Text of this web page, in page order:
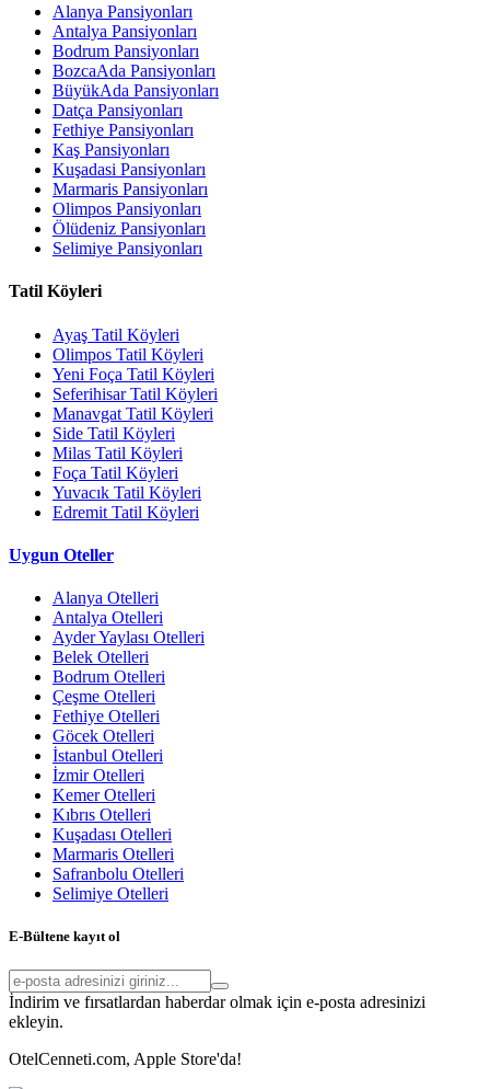
Alanya Pansiyonları
Antalya Pansiyonları
Bodrum Pansiyonları
BozcaAda Pansiyonları
BüyükAda Pansiyonları
Datça Pansiyonları
Fethiye Pansiyonları
Kaş Pansiyonları
Kuşadasi Pansiyonları
Marmaris Pansiyonları
Olimpos Pansiyonları
Ölüdeniz Pansiyonları
Selimiye Pansiyonları
Tatil Köyleri
Ayaş Tatil Köyleri
Olimpos Tatil Köyleri
Yeni Foça Tatil Köyleri
Seferihisar Tatil Köyleri
Manavgat Tatil Köyleri
Side Tatil Köyleri
Milas Tatil Köyleri
Foça Tatil Köyleri
Yuvacık Tatil Köyleri
Edremit Tatil Köyleri
Uygun Oteller
Alanya Otelleri
Antalya Otelleri
Ayder Yaylası Otelleri
Belek Otelleri
Bodrum Otelleri
Çeşme Otelleri
Fethiye Otelleri
Göcek Otelleri
İstanbul Otelleri
İzmir Otelleri
Kemer Otelleri
Kıbrıs Otelleri
Kuşadası Otelleri
Marmaris Otelleri
Safranbolu Otelleri
Selimiye Otelleri
E-Bültene kayıt ol
İndirim ve fırsatlardan haberdar olmak için e-posta adresinizi
ekleyin.
OtelCenneti.com, Apple Store'da!